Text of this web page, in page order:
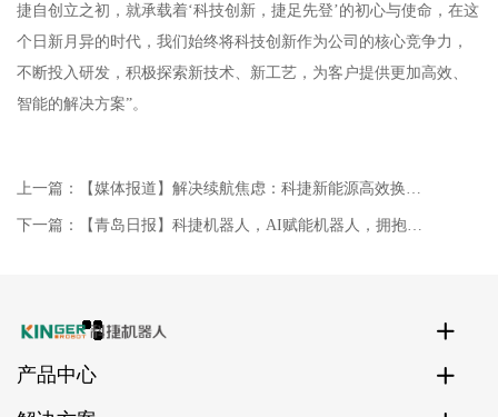
捷自创立之初，就承载着‘科技创新，捷足先登’的初心与使命，在这
个日新月异的时代，我们始终将科技创新作为公司的核心竞争力，
不断投入研发，积极探索新技术、新工艺，为客户提供更加高效、
智能的解决方案”。
上一篇： 【媒体报道】解决续航焦虑：科捷新能源高效换电机器人助力新能源汽车发展
下一篇： 【青岛日报】科捷机器人，AI赋能机器人，拥抱更多应用场景！
产品中心